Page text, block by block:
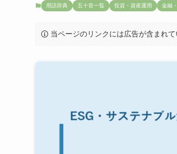
用語辞典 五十音一覧 投資・資産運用 金融
当ページのリンクには広告が含まれて